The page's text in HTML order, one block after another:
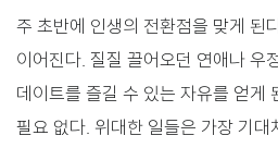
주 초반에 인생의 전환점을 맞게 된
이어진다. 질질 끌어오던 연애나 우
데이트를 즐길 수 있는 자유를 얻게
필요 없다. 위대한 일들은 가장 기대